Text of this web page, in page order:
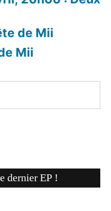
de Mii
Mii
dernier EP !